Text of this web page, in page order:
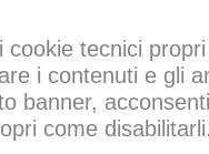
cookie tecnici
i contenuti e gli
banner,
come